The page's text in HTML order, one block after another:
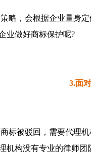
略，会根据企业量身
业做好商标保护呢?
3.面
标被驳回，需要代理
构没有专业的律师